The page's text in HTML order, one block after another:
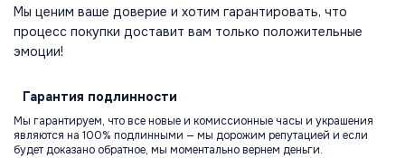
Мы ценим ваше доверие и хотим гарантировать, что
процесс покупки доставит вам только положительные
эмоции!
Гарантия подлинности
Мы гарантируем, что все новые и комиссионные часы и украшения
являются на 100% подлинными — мы дорожим репутацией и если
будет доказано обратное, мы моментально вернем деньги.